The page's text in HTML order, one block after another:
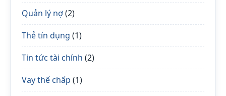
Quản lý nợ(2)
Thẻ tín dụng (1)
Tin tức tài chính (2)
Vay thế chấp (1)